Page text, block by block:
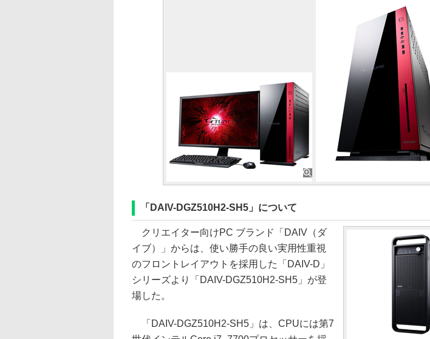
「DAIV-DGZ510H2-SH5」について
クリエイター向けPC ブランド「DAIV（ダ
イブ）」からは、使い勝手の良い実用性重視
のフロントレイアウトを採用した「DAIV-D」
シリーズより「DAIV-DGZ510H2-SH5」が登
場した。
「DAIV-DGZ510H2-SH5」は、CPUには第7